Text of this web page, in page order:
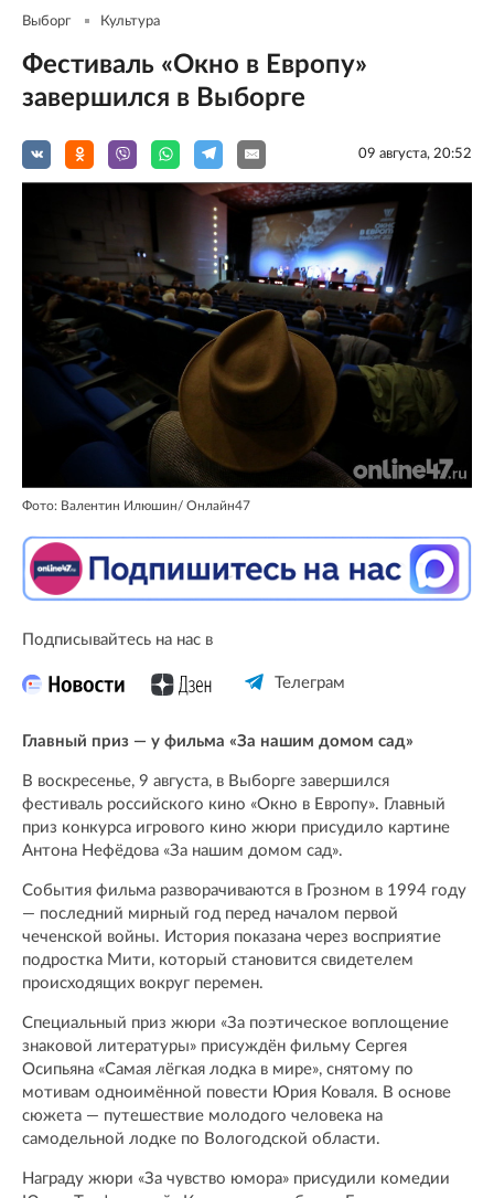
Выборг Культура
Фестиваль «Окно в Европу»
завершился в Выборге
09 августа, 20:52
Фото: Валентин Илюшин/ Oнлайн47
Подписывайтесь на нас в
Телеграм
Главный приз — у фильма «За нашим домом сад»
В воскресенье, 9 августа, в Выборге завершился
фестиваль российского кино «Окно в Европу». Главный
приз конкурса игрового кино жюри присудило картине
Антона Нефёдова «За нашим домом сад».
События фильма разворачиваются в Грозном в 1994 году
— последний мирный год перед началом первой
чеченской войны. История показана через восприятие
подростка Мити, который становится свидетелем
происходящих вокруг перемен.
Специальный приз жюри «За поэтическое воплощение
знаковой литературы» присуждён фильму Сергея
Осипьяна «Самая лёгкая лодка в мире», снятому по
мотивам одноимённой повести Юрия Коваля. В основе
сюжета — путешествие молодого человека на
самодельной лодке по Вологодской области.
Награду жюри «За чувство юмора» присудили комедии